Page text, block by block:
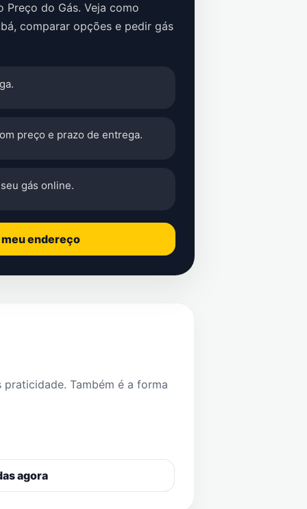
do Gás. Veja como
, comparar opções e pedir gás
preço e prazo de entrega.
gás online.
endereço
Também é a forma
agora